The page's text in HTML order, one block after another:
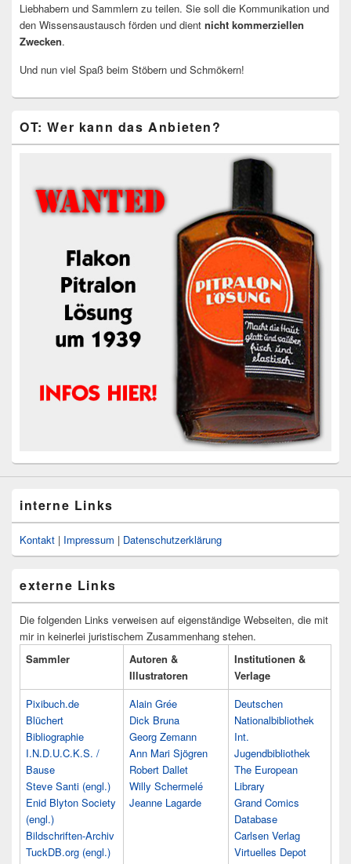
Liebhabern und Sammlern zu teilen. Sie soll die Kommunikation und
den Wissensaustausch förden und dient nicht kommerziellen
Zwecken.
Und nun viel Spaß beim Stöbern und Schmökern!
OT: Wer kann das Anbieten?
interne Links
Kontakt | Impressum | Datenschutzerklärung
externe Links
Die folgenden Links verweisen auf eigenständige Webseiten, die mit
mir in keinerlei juristischem Zusammenhang stehen.
Sammler
Autoren &
Illustratoren
Institutionen &
Verlage
Pixibuch.de
Blüchert
Bibliographie
I.N.D.U.C.K.S. /
Bause
Steve Santi (engl.)
Enid Blyton Society
(engl.)
Bildschriften-Archiv
TuckDB.org (engl.)
Alain Grée
Dick Bruna
Georg Zemann
Ann Mari Sjögren
Robert Dallet
Willy Schermelé
Jeanne Lagarde
Deutschen
Nationalbibliothek
Int.
Jugendbibliothek
The European
Library
Grand Comics
Database
Carlsen Verlag
Virtuelles Depot